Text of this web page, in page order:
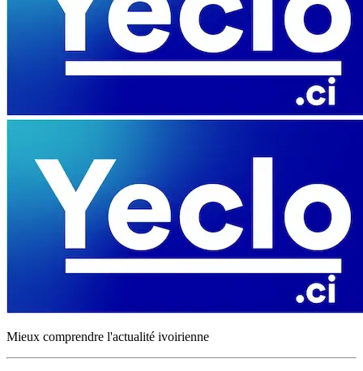
Mieux comprendre l'actualité ivoirienne